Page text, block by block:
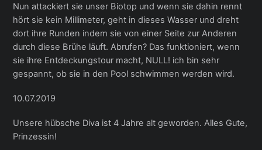
Nun attackiert sie unser Biotop und wenn sie dahin rennt
hört sie kein Millimeter, geht in dieses Wasser und dreht
dort ihre Runden indem sie von einer Seite zur Anderen
durch diese Brühe läuft. Abrufen? Das funktioniert, wenn
sie ihre Entdeckungstour macht, NULL! ich bin sehr
gespannt, ob sie in den Pool schwimmen werden wird.
10.07.2019
Unsere hübsche Diva ist 4 Jahre alt geworden. Alles Gute,
Prinzessin!